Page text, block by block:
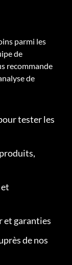
parmi les
de
recommande
de
tester les
et garanties
de nos